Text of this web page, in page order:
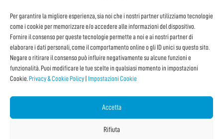
Per garantire la migliore esperienza, sia noi che i nostri partner utilizziamo tecnologie
come i cookie per memorizzare e/o accedere alle informazioni del dispositivo.
Fornire il consenso per queste tecnologie permette a noi e ai nostri partner di
elaborare i dati personali, come il comportamento online o gli ID unici su questo sito.
Negare o ritirare il consenso può influire negativamente su alcune funzioni e
funzionalità. Puoi modificare le tue scelte in qualsiasi momento in impostazioni
Cookie. Privacy & Cookie Policy Impostazioni Cookie
Accetta
Rifiuta
Iscriviti alla Newsletter
CONDIVIDI QUESTA PAGINA!
Facebook